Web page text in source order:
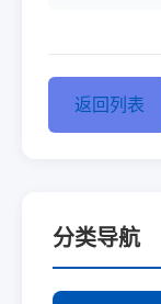
返回列表
分类导航